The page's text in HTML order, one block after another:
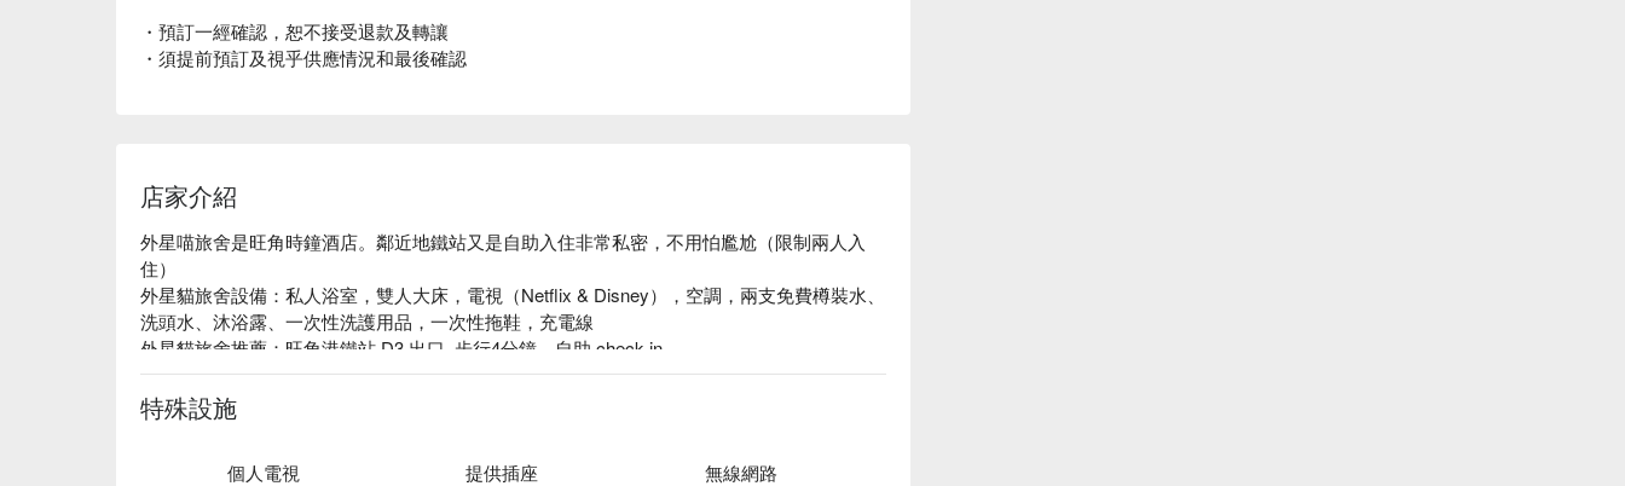
・預訂一經確認，恕不接受退款及轉讓
・須提前預訂及視乎供應情況和最後確認
店家介紹
外星喵旅舍是旺角時鐘酒店。鄰近地鐵站又是自助入住非常私密，不用怕尷尬（限制兩人入
住）
外星貓旅舍設備：私人浴室，雙人大床，電視（Netflix & Disney），空調，兩支免費樽裝水、
洗頭水、沐浴露、一次性洗護用品，一次性拖鞋，充電線
外星貓旅舍推薦：旺角港鐵站 D3 出口, 步行4分鐘、自助 check in
特殊設施
個人電視 提供插座 無線網路